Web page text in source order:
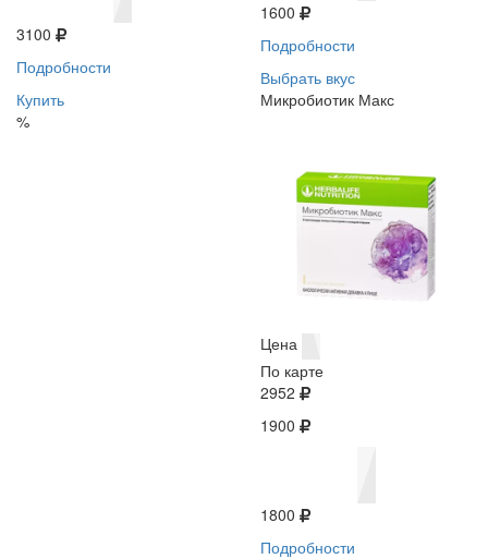
3100
Подробности
Купить
%
1600
Подробности
Выбрать вкус
Микробиотик Макс
Цена
По карте
2952
1900
1800
Подробности